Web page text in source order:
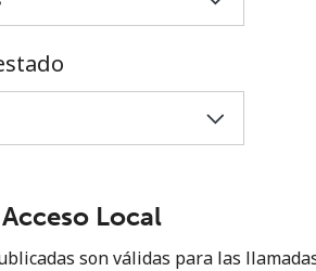
No se ha
Local
son válidas para las